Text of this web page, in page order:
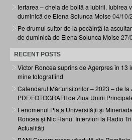
Iertarea – cheia de boltă a iubirii. Iubirea
duminică de Elena Solunca Moise 04/10/
Pe drumul suitor de la pocăință la
de duminică de Elena Solunca Moise 27/
RECENT POSTS
Victor Roncea suprins de Agerpres în 13
mine fotografiind
Calendarul Mărturisitorilor – 2023 – de la
PDF/FOTOGRAFII de Ziua Unirii
Fenomenul Piața Universității și
Roncea și Nic Hanu. Interviuri la Radio
Actualități